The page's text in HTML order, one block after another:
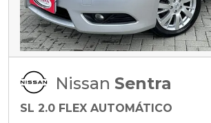
Nissan Sentra
SL 2.0 FLEX AUTOMÁTICO